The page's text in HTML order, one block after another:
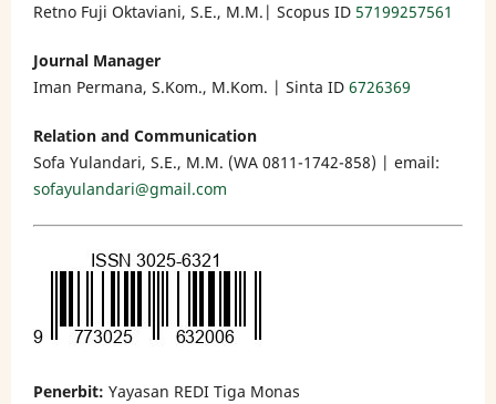
Retno Fuji Oktaviani, S.E., M.M.| Scopus ID 57199257561
Journal Manager
Iman Permana, S.Kom., M.Kom. | Sinta ID 6726369
Relation and Communication
Sofa Yulandari, S.E., M.M. (WA 0811-1742-858) | email:
sofayulandari@gmail.com
Penerbit: Yayasan REDI Tiga Monas